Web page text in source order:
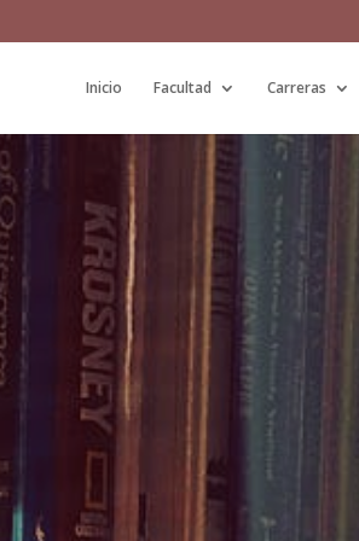
Inicio Facultad Carreras